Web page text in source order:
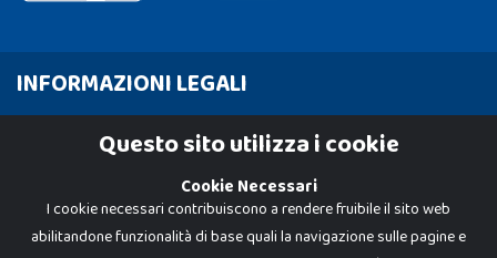
INFORMAZIONI LEGALI
Cookie PolicyQuesto sito utilizza i cookie
Cookie Necessari
I cookie necessari contribuiscono a rendere fruibile il sito web
abilitandone funzionalità di base quali la navigazione sulle pagine e